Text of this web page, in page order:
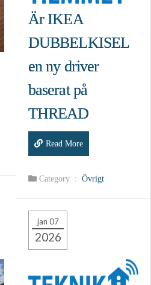
Är IKEA
DUBBELKISEL
en ny driver
baserat på
THREAD
Read More
Category : Övrigt
jan 07
2026